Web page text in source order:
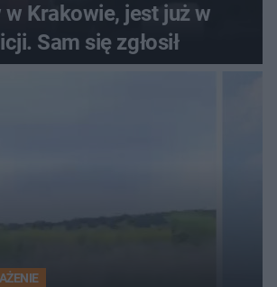
Krakowie, jest już w
Sam się zgłosił